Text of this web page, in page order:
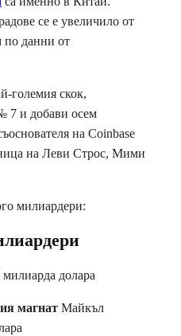
се е увеличило от
по данни от
големия скок,
7 и добави осем
на Coinbase
на Леви Строс, Мими
милиардери:
милиарда долара
магнат Майкъл